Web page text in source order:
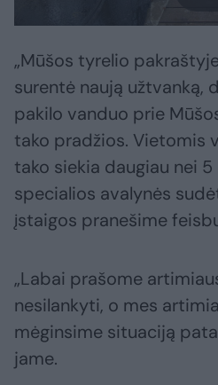
„Mūšos tyrelio
surentė naują užtvanką,
pakilo vanduo prie
tako pradžios. Vietomis
tako siekia daugiau nei
specialios avalynės
įstaigos pranešime
„Labai prašome
nesilankyti, o mes
mėginsime situaciją
jame.